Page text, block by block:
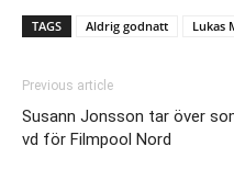
TAGS Aldrig godnatt Lukas
Previous article
Susann Jonsson tar över
vd för Filmpool Nord